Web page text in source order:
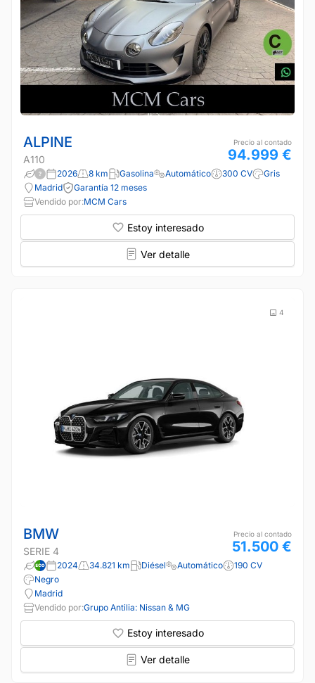
ALPINE
A110
Precio al contado
94.999 €
2026 8 km Gasolina Automático 300 CV
Gris
Madrid
Garantía 12 meses
Vendido por:MCM Cars
Estoy interesado
Ver detalle
4
BMW
SERIE 4
Precio al contado
51.500 €
2024 34.821 km Diésel Automático
190 CV
Negro
Madrid
Vendido por:Grupo Antilia: Nissan & MG
Estoy interesado
Ver detalle